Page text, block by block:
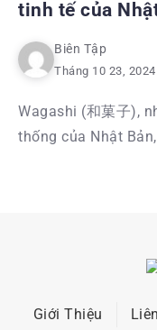
tinh tế của
Biên Tập
Tháng 10 23, 2024
Wagashi (和菓子),
thống của Nhật
Giới Thiệu